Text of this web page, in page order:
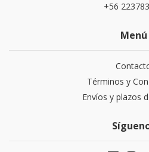
+56
Menú
Términos y
Envíos y plazos